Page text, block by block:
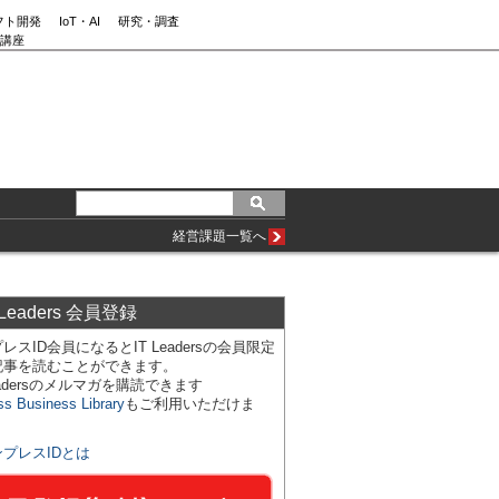
ト開発 IoT・AI
研究・調査
座
経営課題一覧へ
会員登録
スID会員になるとIT Leadersの会員限定
を読むことができます。
のメルマガを購読できます
Business Libraryもご利用いただけま
プレスIDとは